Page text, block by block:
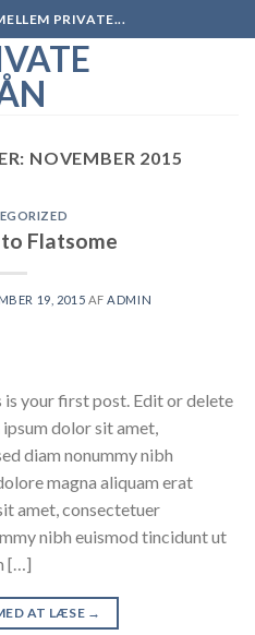
PRIVATE...
NOVEMBER 2015
Flatsome
19, 2015 AF ADMIN
your first post. Edit or delete
dolor sit amet,
diam nonummy nibh
magna aliquam erat
amet, consectetuer
nibh euismod tincidunt ut
[…]
AT LÆSE →